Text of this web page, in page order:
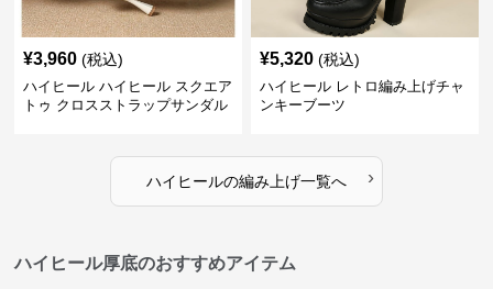
¥3,960 (税込)
ハイヒール ハイヒール スクエア
トゥ クロスストラップサンダル
¥5,320 (税込)
ハイヒール レトロ編み上げチャ
ンキーブーツ
ハイヒールの編み上げ一覧へ ›
ハイヒール厚底のおすすめアイテム